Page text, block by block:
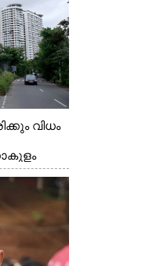
വിധം
കാഴ്ച